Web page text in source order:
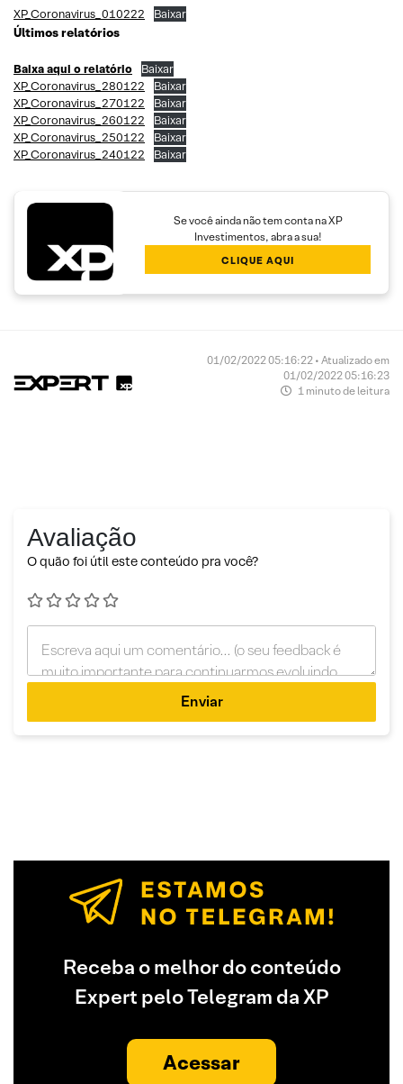
XP_Coronavirus_010222 Baixar
Últimos relatórios
Baixa aqui o relatório
Baixar
XP_Coronavirus_280122
Baixar
XP_Coronavirus_270122
Baixar
XP_Coronavirus_260122
Baixar
XP_Coronavirus_250122
Baixar
XP_Coronavirus_240122
Baixar
Se você ainda não tem conta na XP
Investimentos, abra a sua!
CLIQUE AQUI
01/02/2022 05:16:22 • Atualizado em
01/02/2022 05:16:23
1 minuto de leitura
Avaliação
O quão foi útil este conteúdo pra você?
Enviar
Receba o melhor do conteúdo
Expert pelo Telegram da XP
Acessar